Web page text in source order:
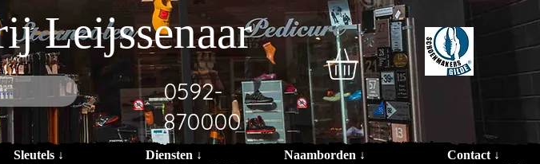
Leijssenaar
0592-
870000
Sleutels ↓ Diensten ↓ Naamborden ↓ Contact ↓